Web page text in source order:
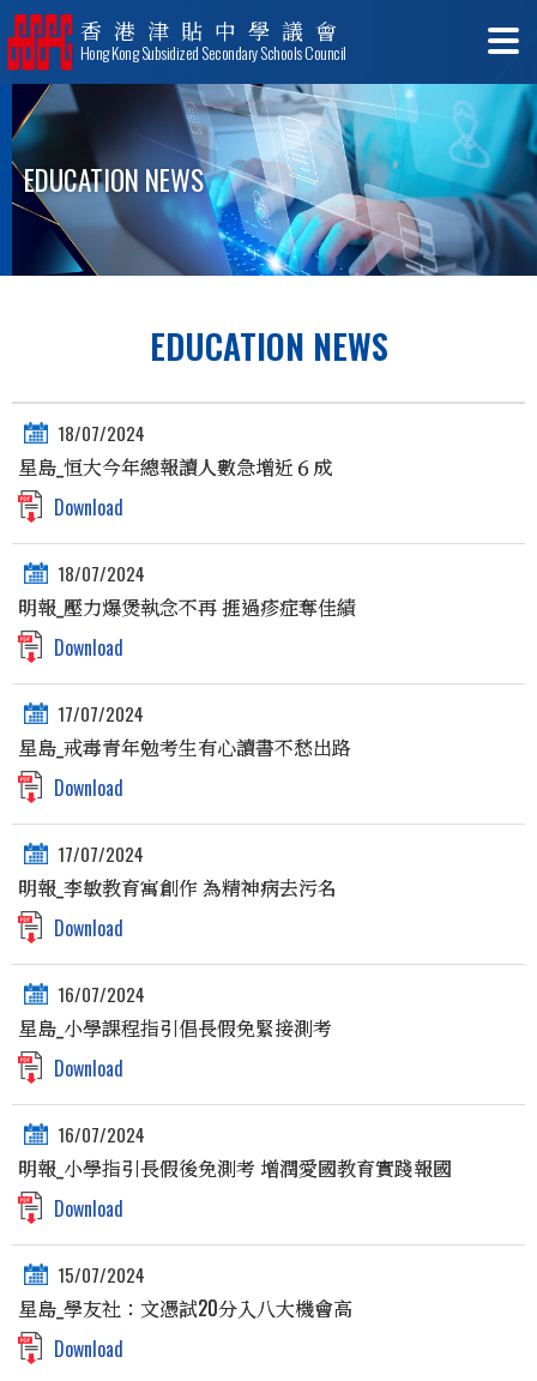
香港津貼中學議會
Hong Kong Subsidized Secondary Schools Council
EDUCATION NEWS
EDUCATION NEWS
18/07/2024
星島_恒大今年總報讀人數急增近６成
Download
18/07/2024
明報_壓力爆煲執念不再 捱過疹症奪佳績
Download
17/07/2024
星島_戒毒青年勉考生有心讀書不愁出路
Download
17/07/2024
明報_李敏教育寓創作 為精神病去污名
Download
16/07/2024
星島_小學課程指引倡長假免緊接測考
Download
16/07/2024
明報_小學指引長假後免測考 增潤愛國教育實踐報國
Download
15/07/2024
星島_學友社：文憑試20分入八大機會高
Download